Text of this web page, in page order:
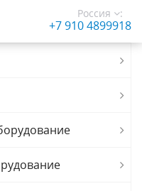
Россия
+7 910 4899918
: